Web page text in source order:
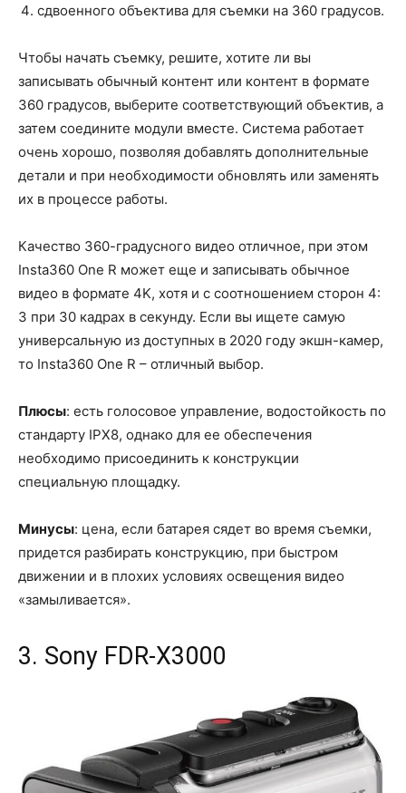
сдвоенного объектива для съемки на 360 градусов.
Чтобы начать съемку, решите, хотите ли вы
записывать обычный контент или контент в формате
360 градусов, выберите соответствующий объектив, а
затем соедините модули вместе. Система работает
очень хорошо, позволяя добавлять дополнительные
детали и при необходимости обновлять или заменять
их в процессе работы.
Качество 360-градусного видео отличное, при этом
Insta360 One R может еще и записывать обычное
видео в формате 4K, хотя и с соотношением сторон 4:
3 при 30 кадрах в секунду. Если вы ищете самую
универсальную из доступных в 2020 году экшн-камер,
то Insta360 One R – отличный выбор.
Плюсы: есть голосовое управление, водостойкость по
стандарту IPX8, однако для ее обеспечения
необходимо присоединить к конструкции
специальную площадку.
Минусы: цена, если батарея сядет во время съемки,
придется разбирать конструкцию, при быстром
движении и в плохих условиях освещения видео
«замыливается».
3. Sony FDR-X3000